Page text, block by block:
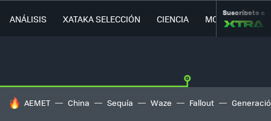
ANÁLISIS XATAKA SELECCIÓN CIENCIA MOVILIDAD
Suscríbete a
HOY SE HABLA DE
AEMET China Sequía Waze Fallout